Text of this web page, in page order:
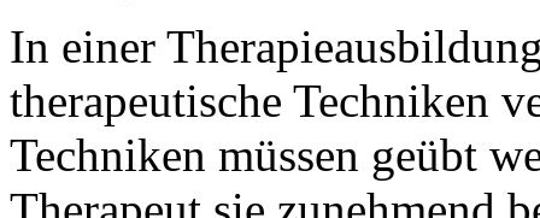
In einer
therapeutische Techniken
Techniken müssen geübt